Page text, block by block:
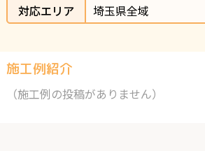
対応エリア
埼玉県全域
施工例紹介
（施工例の投稿がありません）